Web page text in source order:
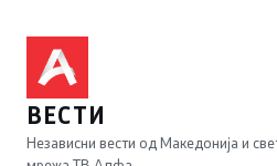
ВЕСТИ
Независни вести од Македонија и